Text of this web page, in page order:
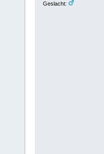
Geslacht: